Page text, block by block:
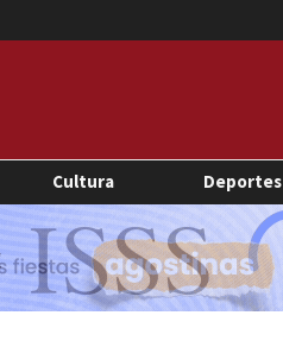
Cultura Deportes